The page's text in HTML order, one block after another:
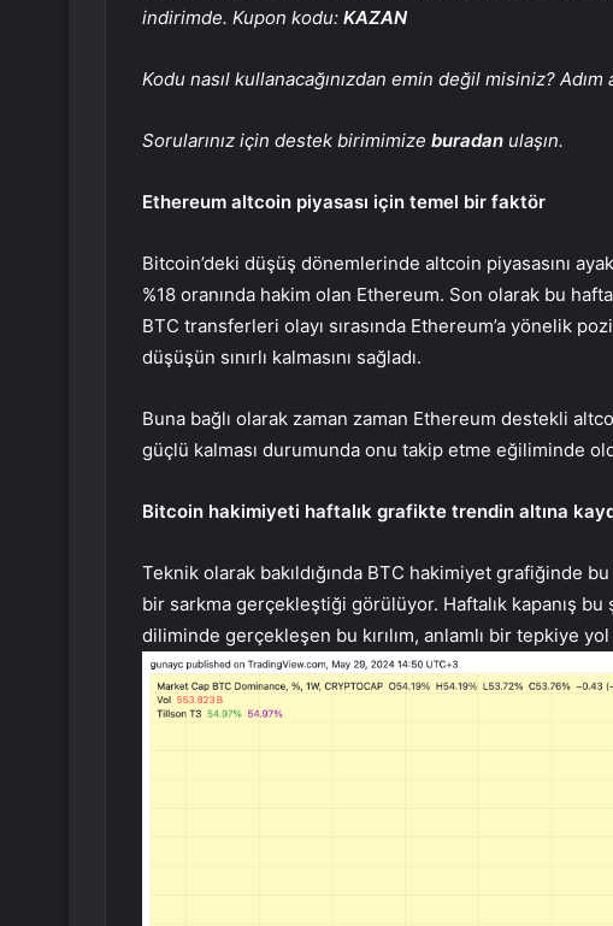
indirimde. Kupon kodu: KAZAN
Kodu nasıl kullanacağınızdan emin değil misiniz?
Sorularınız için destek birimimize buradan ulaşın.
Ethereum altcoin piyasası için temel bir faktör
Bitcoin’deki düşüş dönemlerinde altcoin piyasasını
%18 oranında hakim olan Ethereum. Son olarak bu
BTC transferleri olayı sırasında Ethereum’a yönelik
düşüşün sınırlı kalmasını sağladı.
Buna bağlı olarak zaman zaman Ethereum destekli
güçlü kalması durumunda onu takip etme eğiliminde
Bitcoin hakimiyeti haftalık grafikte trendin altına
Teknik olarak bakıldığında BTC hakimiyet grafiğinde
bir sarkma gerçekleştiği görülüyor. Haftalık kapanış
diliminde gerçekleşen bu kırılım, anlamlı bir tepkiye